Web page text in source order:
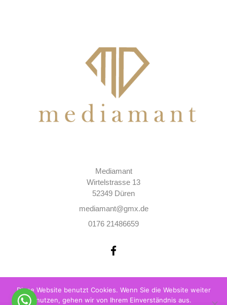
Mediamant
Wirtelstrasse 13
52349 Düren
mediamant@gmx.de
0176 21486659
Diese Website benutzt Cookies. Wenn Sie die Website weiter
nutzen, gehen wir von Ihrem Einverständnis aus.